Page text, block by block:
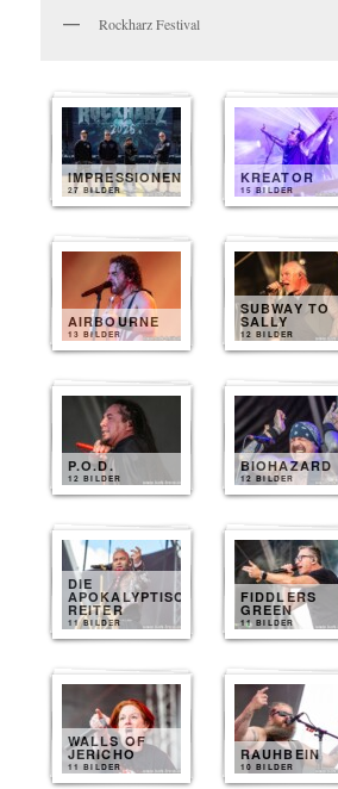
Rockharz Festival
IMPRESSIONEN
27 BILDER
KREATOR
15 BILDER
AIRBOURNE
13 BILDER
SUBWAY TO
SALLY
12 BILDER
P.O.D.
12 BILDER
BIOHAZARD
12 BILDER
DIE
APOKALYPTISCHEN
REITER
11 BILDER
FIDDLERS
GREEN
11 BILDER
WALLS OF
JERICHO
11 BILDER
RAUHBEIN
10 BILDER